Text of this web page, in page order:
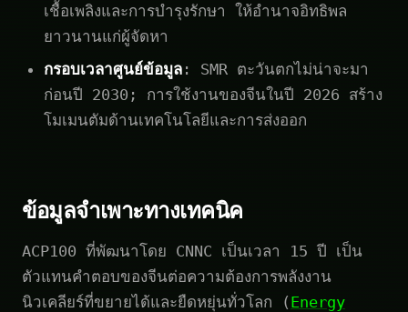
เชื้อเพลิงและการบำรุงรักษา ให้อำนาจอิทธิพล
ยาวนานแก่ผู้จัดหา
กรอบเวลาศูนย์ข้อมูล : SMR ตะวันตกไม่น่าจะมา
ก่อนปี 2030; การใช้งานของจีนในปี 2026 สร้าง
โมเมนตัมด้านเทคโนโลยีและการส่งออก
ข้อมูลจำเพาะทางเทคนิค
ACP100 ที่พัฒนาโดย CNNC เป็นเวลา 15 ปี เป็น
ตัวแทนคำตอบของจีนต่อความต้องการพลังงาน
นิวเคลียร์ที่ขยายได้และยืดหยุ่นทั่วโลก ( Energy